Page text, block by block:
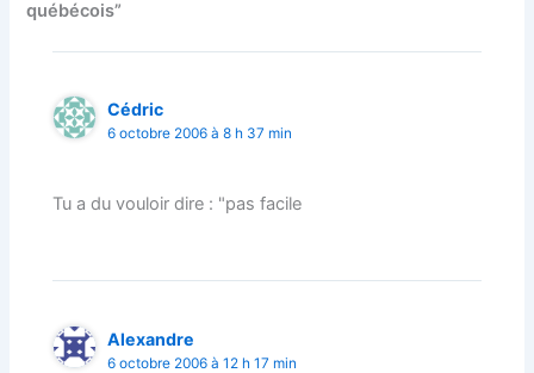
québécois”
Cédric
6 octobre 2006 à 8 h 37 min
Tu a du vouloir dire : "pas facile
Alexandre
6 octobre 2006 à 12 h 17 min